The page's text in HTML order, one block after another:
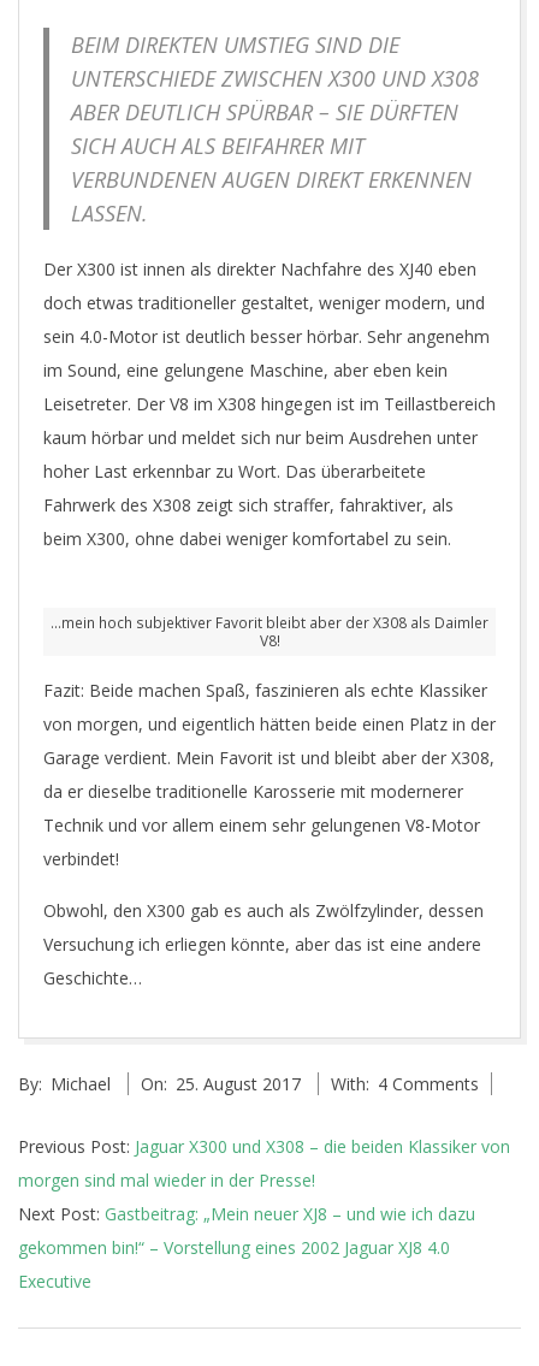
BEIM DIREKTEN UMSTIEG SIND DIE
UNTERSCHIEDE ZWISCHEN X300 UND X308
ABER DEUTLICH SPÜRBAR – SIE DÜRFTEN
SICH AUCH ALS BEIFAHRER MIT
VERBUNDENEN AUGEN DIREKT ERKENNEN
LASSEN.
Der X300 ist innen als direkter Nachfahre des XJ40 eben
doch etwas traditioneller gestaltet, weniger modern, und
sein 4.0-Motor ist deutlich besser hörbar. Sehr angenehm
im Sound, eine gelungene Maschine, aber eben kein
Leisetreter. Der V8 im X308 hingegen ist im Teillastbereich
kaum hörbar und meldet sich nur beim Ausdrehen unter
hoher Last erkennbar zu Wort. Das überarbeitete
Fahrwerk des X308 zeigt sich straffer, fahraktiver, als
beim X300, ohne dabei weniger komfortabel zu sein.
…mein hoch subjektiver Favorit bleibt aber der X308 als Daimler
V8!
Fazit: Beide machen Spaß, faszinieren als echte Klassiker
von morgen, und eigentlich hätten beide einen Platz in der
Garage verdient. Mein Favorit ist und bleibt aber der X308,
da er dieselbe traditionelle Karosserie mit modernerer
Technik und vor allem einem sehr gelungenen V8-Motor
verbindet!
Obwohl, den X300 gab es auch als Zwölfzylinder, dessen
Versuchung ich erliegen könnte, aber das ist eine andere
Geschichte…
08-
By: Michael On: 25. August 2017 With: 4 Comments
Previous Post: Jaguar X300 und X308 – die beiden Klassiker von
morgen sind mal wieder in der Presse!
Next Post: Gastbeitrag: „Mein neuer XJ8 – und wie ich dazu
gekommen bin!“ – Vorstellung eines 2002 Jaguar XJ8 4.0
Executive